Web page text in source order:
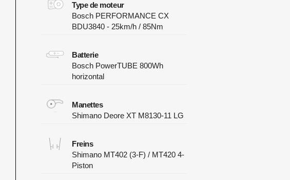
Type de moteur
Bosch PERFORMANCE CX
BDU3840 - 25km/h / 85Nm
Batterie
Bosch PowerTUBE 800Wh
horizontal
Manettes
Shimano Deore XT M8130-11 LG
Freins
Shimano MT402 (3-F) / MT420 4-
Piston